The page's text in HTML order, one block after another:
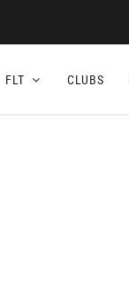
FLT CLUBS